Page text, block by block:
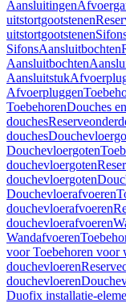
Aansluitingen
uitstortgootstenen
uitstortgootstenen
SifonsAansluitbochten
Aansluitbochten
Aansluitstuk
Afvoerpluggen
ToebehorenDouches
douches
douches
Douchevloergoten
douchevloergoten
douchevloergoten
Douchevloerafvoeren
douchevloerafvoeren
douchevloerafvoeren
Wandafvoeren
voor Toebehoren voor
douchevloeren
douchevloeren
Duofix installatie-